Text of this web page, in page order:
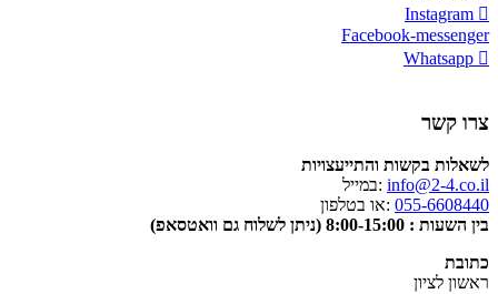
Instagram
Facebook-messenger
Whatsapp
צרו קשר
לשאלות בקשות והתייעצויות
info@2-4.co.il :במייל
055-6608440 :או בטלפון
בין השעות : 8:00-15:00 (ניתן לשלוח גם וואטסאפ)
כתובת
ראשון לציון